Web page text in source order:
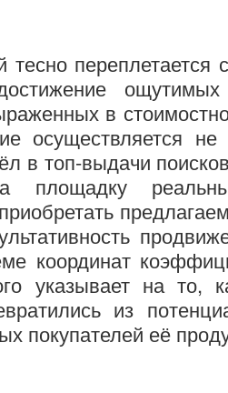
тесно переплетается
ощутимых
в
осуществляется
в топ-выдачи
площадку
координат
указывает на то,
из
покупателей её